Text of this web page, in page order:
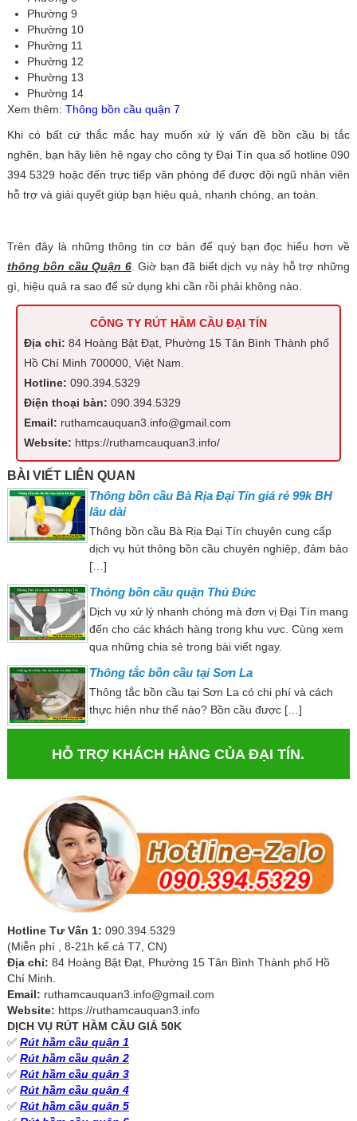
Phường 9
Phường 10
Phường 11
Phường 12
Phường 13
Phường 14
Xem thêm: Thông bồn cầu quận 7
Khi có bất cứ thắc mắc hay muốn xử lý vấn đề bồn cầu bị tắc
nghẽn, bạn hãy liên hệ ngay cho công ty Đại Tín qua số hotline 090
394 5329 hoặc đến trực tiếp văn phòng để được đội ngũ nhân viên
hỗ trợ và giải quyết giúp bạn hiệu quả, nhanh chóng, an toàn.
Trên đây là những thông tin cơ bản để quý bạn đọc hiểu hơn về
thông bồn cầu Quận 6. Giờ bạn đã biết dịch vụ này hỗ trợ những
gì, hiệu quả ra sao để sử dụng khi cần rồi phải không nào.
CÔNG TY RÚT HẦM CẦU ĐẠI TÍN
Địa chỉ: 84 Hoàng Bật Đạt, Phường 15 Tân Bình Thành phố
Hồ Chí Minh 700000, Việt Nam.
Hotline:090.394.5329
Điện thoại bàn:090.394.5329
Email: ruthamcauquan3.info@gmail.com
Website: https://ruthamcauquan3.info/
BÀI VIẾT LIÊN QUAN
Thông bồn cầu Bà Rịa Đại Tín giá rẻ 99k BH
lâu dài
Thông bồn cầu Bà Rịa Đại Tín chuyên cung cấp
dịch vụ hút thông bồn cầu chuyên nghiệp, đảm bảo
[…]
Thông bồn cầu quận Thủ Đức
Dịch vụ xử lý nhanh chóng mà đơn vị Đại Tín mang
đến cho các khách hàng trong khu vực. Cùng xem
qua những chia sẻ trong bài viết ngay.
Thông tắc bồn cầu tại Sơn La
Thông tắc bồn cầu tại Sơn La có chi phí và cách
thực hiện như thế nào? Bồn cầu được […]
HỖ TRỢ KHÁCH HÀNG CỦA ĐẠI TÍN.
Hotline Tư Vấn 1: 090.394.5329
(Miễn phí , 8-21h kể cả T7, CN)
Địa chỉ: 84 Hoàng Bật Đạt, Phường 15 Tân Bình Thành phố Hồ
Chí Minh.
Email: ruthamcauquan3.info@gmail.com
Website: https://ruthamcauquan3.info
DỊCH VỤ RÚT HẦM CẦU GIÁ 50K
✅ Rút hầm cầu quận 1
✅ Rút hầm cầu quận 2
✅ Rút hầm cầu quận 3
✅ Rút hầm cầu quận 4
✅ Rút hầm cầu quận 5